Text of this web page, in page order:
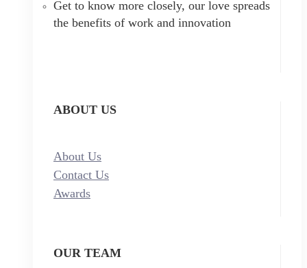
Get to know more closely, our love spreads
the benefits of work and innovation
ABOUT US
About Us
Contact Us
Awards
OUR TEAM